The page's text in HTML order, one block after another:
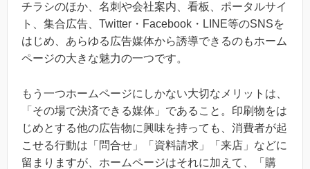
チラシのほか、名刺や会社案内、看板、ポータルサイ
ト、集合広告、Twitter・Facebook・LINE等のSNSを
はじめ、あらゆる広告媒体から誘導できるのもホーム
ページの大きな魅力の一つです。
もう一つホームページにしかない大切なメリットは、
「その場で決済できる媒体」であること。印刷物をは
じめとする他の広告物に興味を持っても、消費者が起
こせる行動は「問合せ」「資料請求」「来店」などに
留まりますが、ホームページはそれに加えて、「購